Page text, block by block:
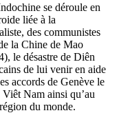
se déroule en
liée à la
des communistes
la Chine de Mao
le désastre de Diên
de lui venir en aide
accords de Genève le
Nam ainsi qu’au
du monde.